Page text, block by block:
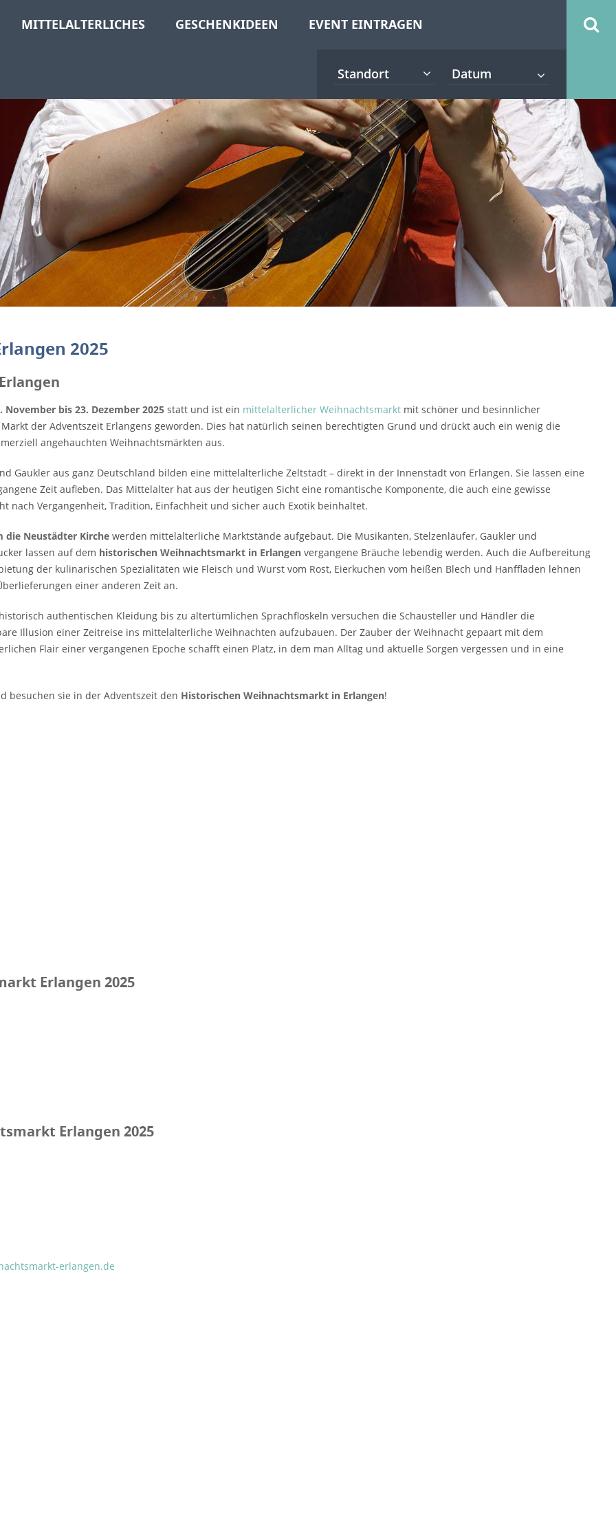
MITTELALTERLICHES GESCHENKIDEEN EVENT EINTRAGEN
Standort
2025
November bis 23. Dezember 2025 statt und ist ein mittelalterlicher Weihnachtsmarkt mit schöner und besinnlicher
der Adventszeit Erlangens geworden. Dies hat natürlich seinen berechtigten Grund und drückt auch ein wenig die
angehauchten Weihnachtsmärkten aus.
Gaukler aus ganz Deutschland bilden eine mittelalterliche Zeltstadt – direkt in der Innenstadt von Erlangen. Sie lassen eine
Zeit aufleben. Das Mittelalter hat aus der heutigen Sicht eine romantische Komponente, die auch eine gewisse
nach Vergangenheit, Tradition, Einfachheit und sicher auch Exotik beinhaltet.
die Neustädter Kirche werden mittelalterliche Marktstände aufgebaut. Die Musikanten, Stelzenläufer, Gaukler und
lassen auf dem historischen Weihnachtsmarkt in Erlangen vergangene Bräuche lebendig werden. Auch die Aufbereitung
der kulinarischen Spezialitäten wie Fleisch und Wurst vom Rost, Eierkuchen vom heißen Blech und Hanffladen lehnen
einer anderen Zeit an.
authentischen Kleidung bis zu altertümlichen Sprachfloskeln versuchen die Schausteller und Händler die
Illusion einer Zeitreise ins mittelalterliche Weihnachten aufzubauen. Der Zauber der Weihnacht gepaart mit dem
Flair einer vergangenen Epoche schafft einen Platz, in dem man Alltag und aktuelle Sorgen vergessen und in eine
besuchen sie in der Adventszeit den Historischen Weihnachtsmarkt in Erlangen!
Erlangen 2025
Erlangen 2025
erlangen.de